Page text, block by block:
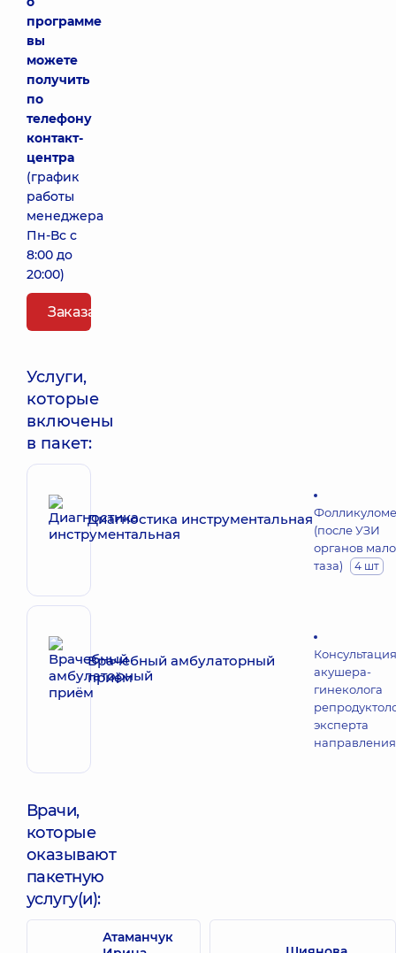
программе
вы
можете
получить
по
телефону
контакт-
центра
(график
работы
менеджера
Пн-Вс с
8:00 до
20:00)
Заказать пакет
Услуги,
которые
включены
в пакет:
Диагностика инструментальная
(после УЗИ
органов
таза)
4 шт
Врачебный амбулаторный
приём
Консультация
акушера-
гинеколога
эксперта
направления
Врачи,
которые
оказывают
пакетную
услугу(и):
Атаманчук